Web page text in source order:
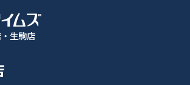
生駒店